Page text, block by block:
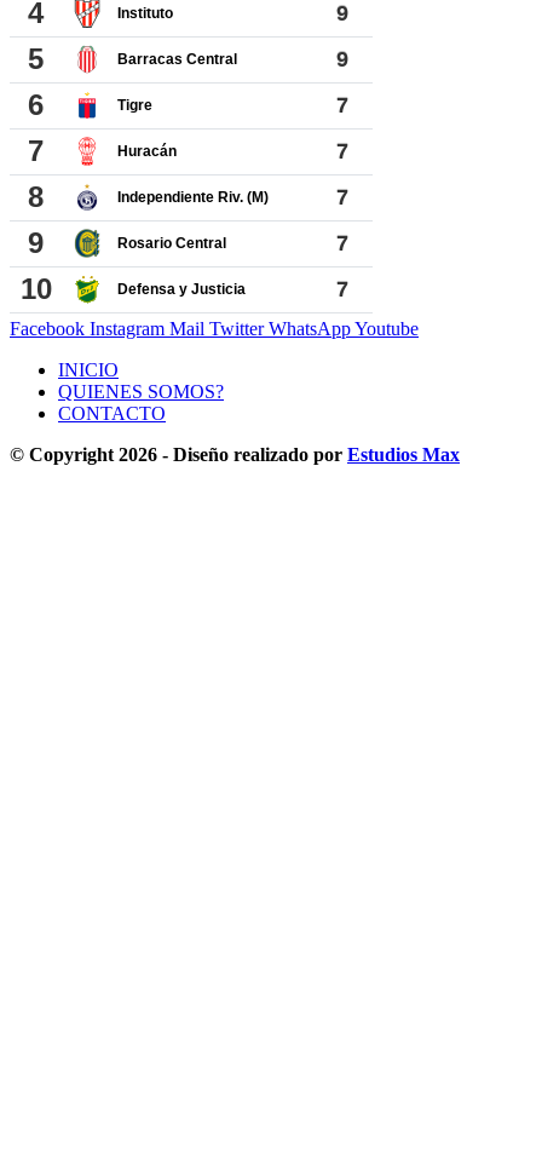
Facebook Instagram Mail Twitter WhatsAppYoutube
INICIO
QUIENES SOMOS?
CONTACTO
© Copyright 2026 - Diseño realizado por Estudios Max